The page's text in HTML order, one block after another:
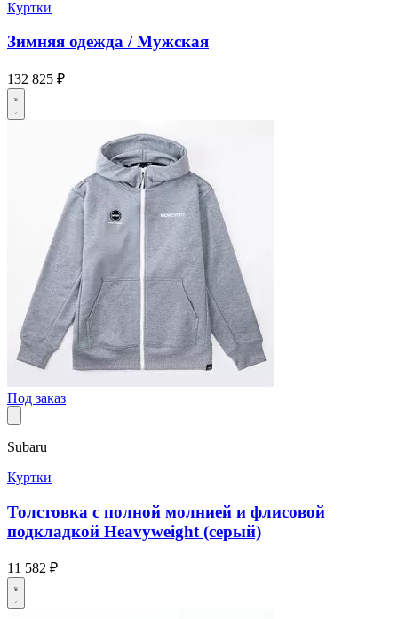
Куртки
Зимняя одежда / Мужская
132 825 ₽
Под заказ
Subaru
Куртки
Толстовка с полной молнией и флисовой
подкладкой Heavyweight (серый)
11 582 ₽